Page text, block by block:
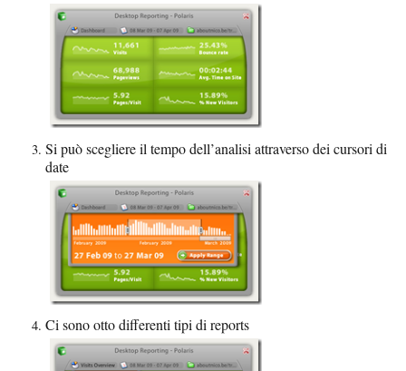
Si può scegliere il tempo dell’analisi attraverso dei cursori di
date
Ci sono otto differenti tipi di reports